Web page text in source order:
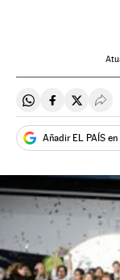
Compartir en
Compartir
Añadir EL PAÍS